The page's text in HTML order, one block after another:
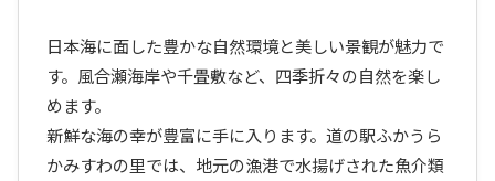
日本海に面した豊かな自然環境と美しい景観が魅力で
す。風合瀬海岸や千畳敷など、四季折々の自然を楽し
めます。
新鮮な海の幸が豊富に手に入ります。道の駅ふかうら
かみすわの里では、地元の漁港で水揚げされた魚介類